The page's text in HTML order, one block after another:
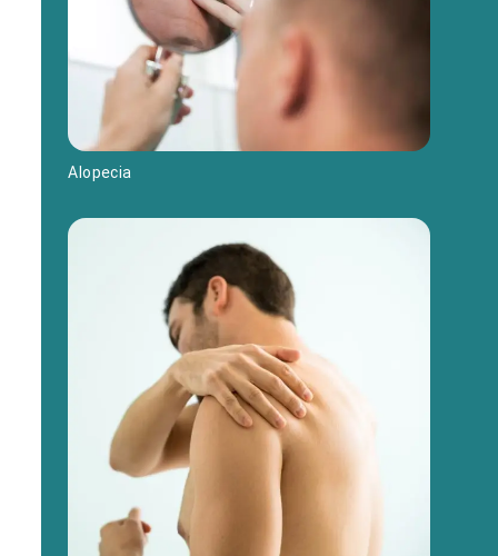
Alopecia